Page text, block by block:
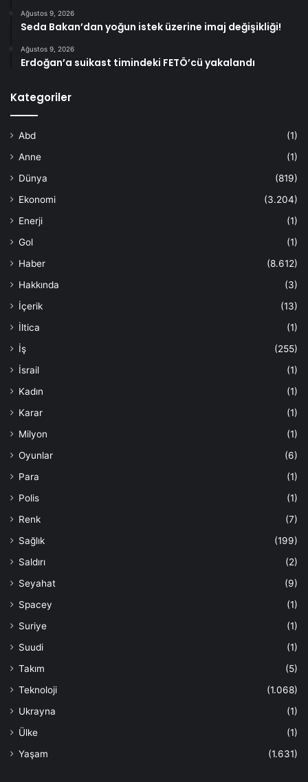
Ağustos 9, 2026
Seda Bakan’dan yoğun istek üzerine imaj değişikliği!
Ağustos 9, 2026
Erdoğan’a suikast timindeki FETÖ’cü yakalandı
Kategoriler
Abd
(1)
Anne
(1)
Dünya
(819)
Ekonomi
(3.204)
Enerji
(1)
Gol
(1)
Haber
(8.612)
Hakkında
(3)
İçerik
(13)
İltica
(1)
İş
(255)
İsrail
(1)
Kadın
(1)
Karar
(1)
Milyon
(1)
Oyunlar
(6)
Para
(1)
Polis
(1)
Renk
(7)
Sağlık
(199)
Saldırı
(2)
Seyahat
(9)
Spacey
(1)
Suriye
(1)
Suudi
(1)
Takım
(5)
Teknoloji
(1.068)
Ukrayna
(1)
Ülke
(1)
Yaşam
(1.631)